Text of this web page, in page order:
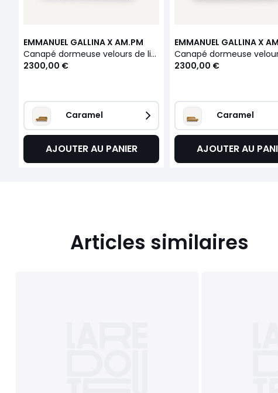
EMMANUEL GALLINA X AM.PM
Canapé dormeuse velours de lin, ROSEBURY
2300,00 €
Caramel
AJOUTER AU PANIER
EMMANUEL GALLINA X
2300,00 €
Caramel
AJOUTER AU
Articles similaires